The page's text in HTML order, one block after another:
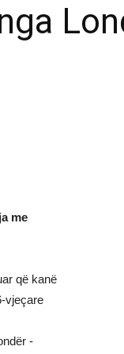
me
që kanë
vjeçare
-